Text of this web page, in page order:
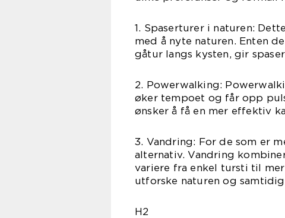
1. Spaserturer i naturen:
med å nyte naturen. Enten
gåtur langs kysten, gir
2. Powerwalking:
øker tempoet og får opp
ønsker å få en mer effektiv
3. Vandring: For de som er
alternativ. Vandring
variere fra enkel tursti til
utforske naturen og
H2